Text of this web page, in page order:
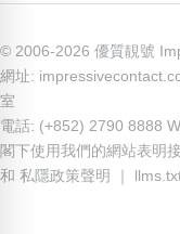
© 2006-2026 優質靚號
網址:
室
電話: (+852) 2790 8888
閣下使用我們的網站表明
和 私隱政策聲明